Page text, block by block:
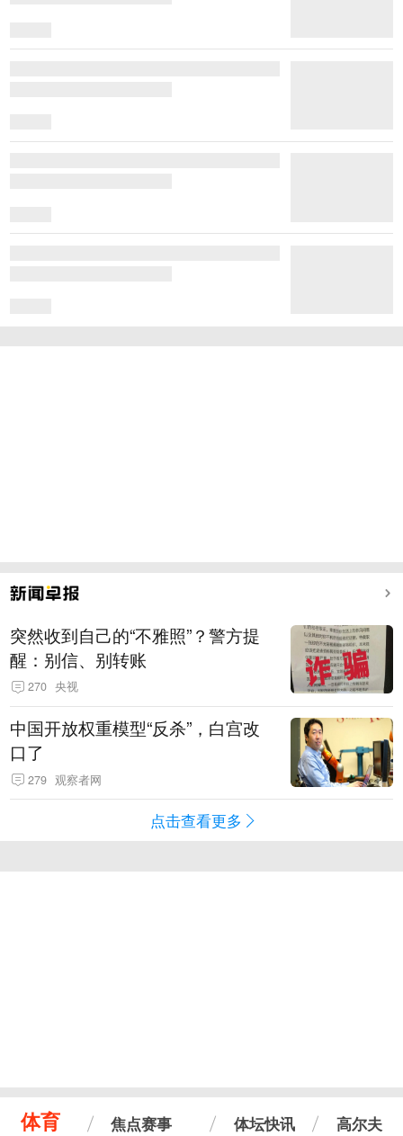
突然收到自己的“不雅照”？警方提
醒：别信、别转账
270 央视
中国开放权重模型“反杀”，白宫改
口了
279 观察者网
点击查看更多
体育 焦点赛事 体坛快讯 高尔夫